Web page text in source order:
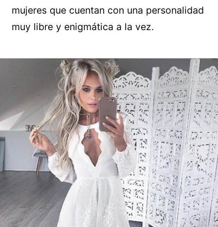
mujeres que cuentan con una personalidad
muy libre y enigmática a la vez.